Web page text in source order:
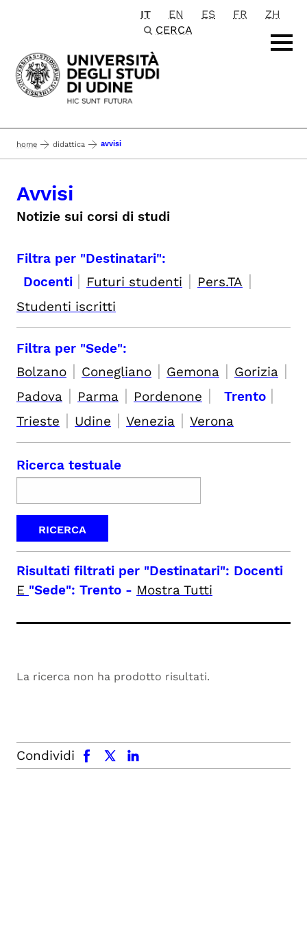
Passa al contenuto principale
IT EN ES FR
ZH
CERCA
home didattica avvisi
Avvisi
Notizie sui corsi di studi
Filtra per "Destinatari":
Docenti | Futuri studenti | Pers.TA |
Studenti iscritti
Filtra per "Sede":
Bolzano | Conegliano | Gemona | Gorizia |
Padova | Parma | Pordenone | Trento |
Trieste | Udine | Venezia | Verona
Ricerca testuale
Risultati filtrati per "Destinatari": Docenti
E "Sede": Trento - Mostra Tutti
La ricerca non ha prodotto risultati.
Condividi
facebook x.com linkedin